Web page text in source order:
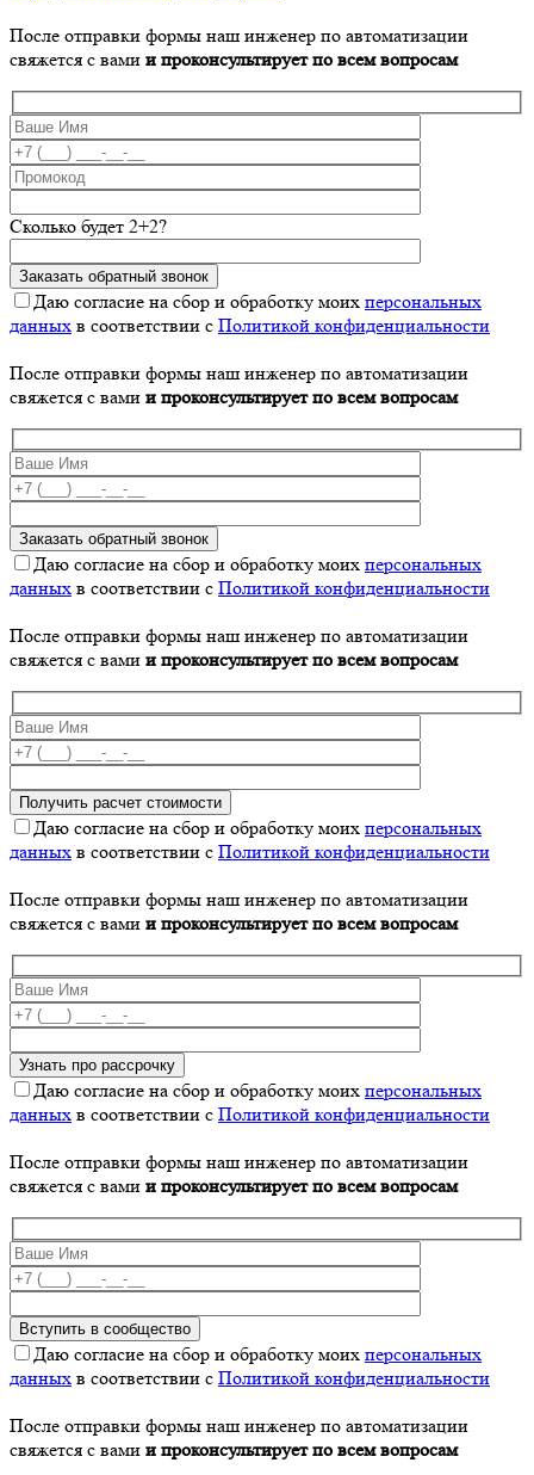
После отправки формы наш инженер по автоматизации
свяжется с вами и проконсультирует по всем вопросам
Сколько будет 2+2?
Даю согласие на сбор и обработку моих персональных
данных в соответствии с Политикой конфиденциальности
После отправки формы наш инженер по автоматизации
свяжется с вами и проконсультирует по всем вопросам
Даю согласие на сбор и обработку моих персональных
данных в соответствии с Политикой конфиденциальности
После отправки формы наш инженер по автоматизации
свяжется с вами и проконсультирует по всем вопросам
Даю согласие на сбор и обработку моих персональных
данных в соответствии с Политикой конфиденциальности
После отправки формы наш инженер по автоматизации
свяжется с вами и проконсультирует по всем вопросам
Даю согласие на сбор и обработку моих персональных
данных в соответствии с Политикой конфиденциальности
После отправки формы наш инженер по автоматизации
свяжется с вами и проконсультирует по всем вопросам
Даю согласие на сбор и обработку моих персональных
данных в соответствии с Политикой конфиденциальности
После отправки формы наш инженер по автоматизации
свяжется с вами и проконсультирует по всем вопросам